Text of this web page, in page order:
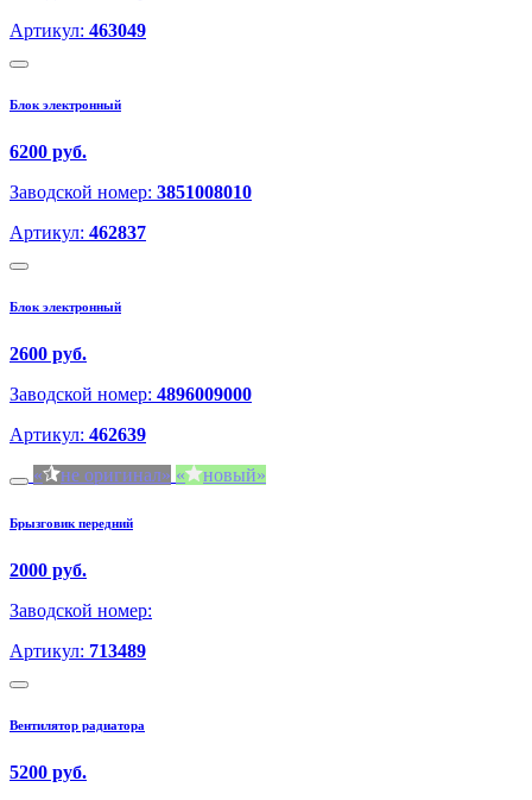
Артикул: 463049
Блок электронный
6200 руб.
Заводской номер: 3851008010
Артикул: 462837
Блок электронный
2600 руб.
Заводской номер: 4896009000
Артикул: 462639
не оригинал
новый
Брызговик передний
2000 руб.
Заводской номер:
Артикул: 713489
Вентилятор радиатора
5200 руб.